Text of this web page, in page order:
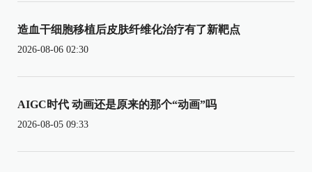
造血干细胞移植后皮肤纤维化治疗有了新靶点
2026-08-06 02:30
AIGC时代 动画还是原来的那个“动画”吗
2026-08-05 09:33